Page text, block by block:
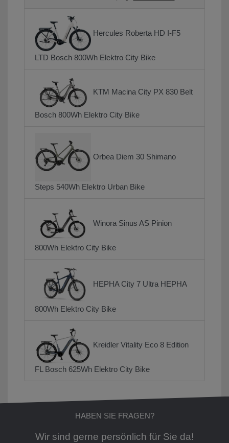
Hercules Roberta HD I-F5
LTD Bosch 800Wh Elektro City Bike
KTM Macina City PX 830 Belt
Bosch 800Wh Elektro City Bike
Orbea Diem 30 Shimano
Steps 540Wh Elektro Urban Bike
Winora Sinus AS Pinion
800Wh Elektro City Bike
HEPHA City 7 Ultra HEPHA
800Wh Elektro City Bike
Kreidler Vitality Eco 8 Edition
FL Bosch 625Wh Elektro City Bike
HABEN SIE FRAGEN?
Wir sind gerne persönlich für Sie da!